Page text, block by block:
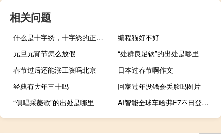
相关问题
什么是十字绣，十字绣的正确绣法是怎样绣的？
编程猫好不好
元旦元宵节怎么放假
“处群良足钦”的出处是哪里
春节过后还能涨工资吗北京
日本过春节啊作文
经典有大年三十吗
回家过年没钱会丢脸吗图片
“俱唱采菱歌”的出处是哪里
AI智能全球车哈弗F7不日登陆上海车展
初七拜年有什么不好